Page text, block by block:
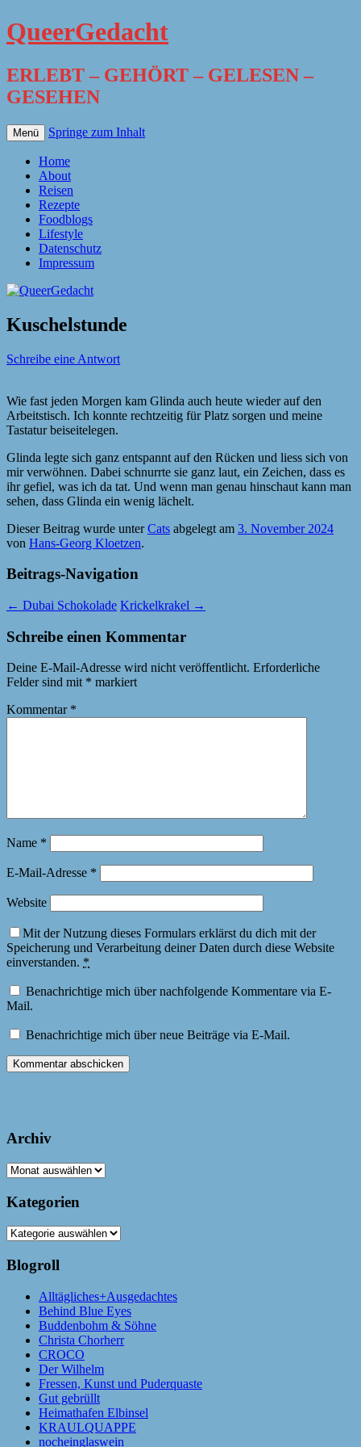
QueerGedacht
ERLEBT – GEHÖRT – GELESEN –
GESEHEN
Menü Springe zum Inhalt
Home
About
Reisen
Rezepte
Foodblogs
Lifestyle
Datenschutz
Impressum
Kuschelstunde
Schreibe eine Antwort
Wie fast jeden Morgen kam Glinda auch heute wieder auf den
Arbeitstisch. Ich konnte rechtzeitig für Platz sorgen und meine
Tastatur beiseitelegen.
Glinda legte sich ganz entspannt auf den Rücken und liess sich von
mir verwöhnen. Dabei schnurrte sie ganz laut, ein Zeichen, dass es
ihr gefiel, was ich da tat. Und wenn man genau hinschaut kann man
sehen, dass Glinda ein wenig lächelt.
Dieser Beitrag wurde unterCats abgelegt am 3. November 2024
von Hans-Georg Kloetzen.
Beitrags-Navigation
← Dubai Schokolade Krickelkrakel →
Schreibe einen Kommentar
Deine E-Mail-Adresse wird nicht veröffentlicht. Erforderliche
Felder sind mit * markiert
Kommentar *
Name *
E-Mail-Adresse *
Website
Mit der Nutzung dieses Formulars erklärst du dich mit der
Speicherung und Verarbeitung deiner Daten durch diese Website
einverstanden. *
Benachrichtige mich über nachfolgende Kommentare via E-
Mail.
Benachrichtige mich über neue Beiträge via E-Mail.
Archiv
Archiv
Kategorien
Kategorien
Blogroll
Alltägliches+Ausgedachtes
Behind Blue Eyes
Buddenbohm & Söhne
Christa Chorherr
CROCO
Der Wilhelm
Fressen, Kunst und Puderquaste
Gut gebrüllt
Heimathafen Elbinsel
KRAULQUAPPE
nocheinglaswein